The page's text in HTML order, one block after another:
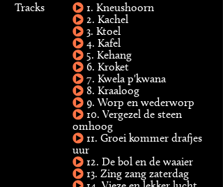
Tracks
1. Kneushoorn
2. Kachel
3. Ktoel
4. Kafel
5. Kehang
6. Kroket
7. Kwela p'kwana
8. Kraaloog
9. Worp en wederworp
10. Vergezel de steen
omhoog
11. Groei kommer drafjes
uur
12. De bol en de waaier
13. Zing zang zaterdag